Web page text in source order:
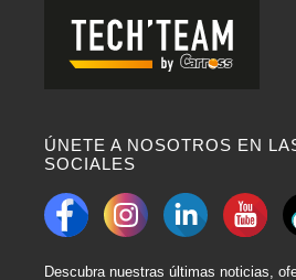
ÚNETE A NOSOTROS EN
SOCIALES
Descubra nuestras últimas noticias,